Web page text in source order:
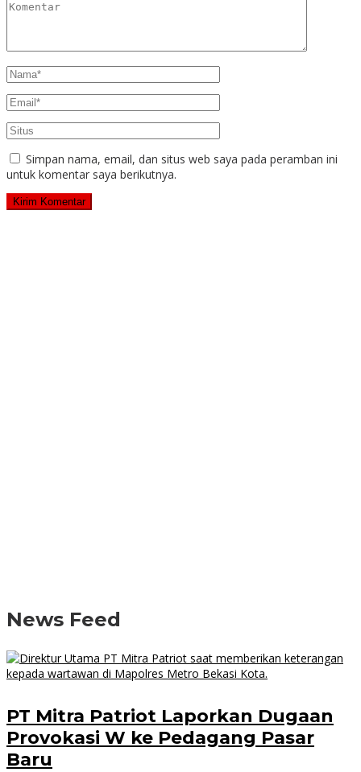
Simpan nama, email, dan situs web saya pada peramban ini
untuk komentar saya berikutnya.
News Feed
PT Mitra Patriot Laporkan Dugaan
Provokasi W ke Pedagang Pasar
Baru